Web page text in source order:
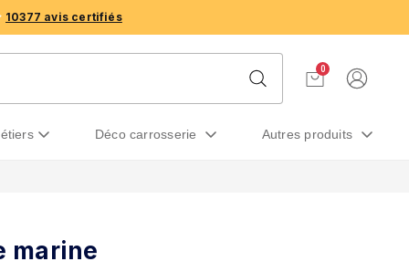
10377 avis certifiés
0
déco carrosserie autres produits
marine